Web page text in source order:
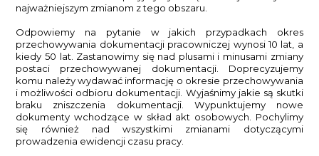
najważniejszym zmianom z tego obszaru.
Odpowiemy na pytanie w jakich przypadkach okres
przechowywania dokumentacji pracowniczej wynosi 10 lat, a
kiedy 50 lat. Zastanowimy się nad plusami i minusami zmiany
postaci przechowywanej dokumentacji. Doprecyzujemy
komu należy wydawać informację o okresie przechowywania
i możliwości odbioru dokumentacji. Wyjaśnimy jakie są skutki
braku zniszczenia dokumentacji. Wypunktujemy nowe
dokumenty wchodzące w skład akt osobowych. Pochylimy
się również nad wszystkimi zmianami dotyczącymi
prowadzenia ewidencji czasu pracy.